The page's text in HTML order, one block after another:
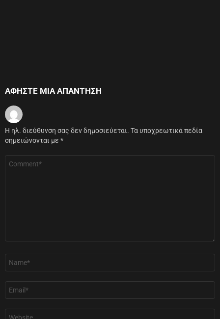
ΑΦΉΣΤΕ ΜΙΑ ΑΠΆΝΤΗΣΗ
Η ηλ. διεύθυνση σας δεν δημοσιεύεται. Τα υποχρεωτικά πεδία
σημειώνονται με *
Σχόλιο
Όνομα
Email
Ιστότοπος